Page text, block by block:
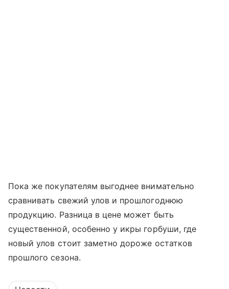
Пока же покупателям выгоднее внимательно
сравнивать свежий улов и прошлогоднюю
продукцию. Разница в цене может быть
существенной, особенно у икры горбуши, где
новый улов стоит заметно дороже остатков
прошлого сезона.